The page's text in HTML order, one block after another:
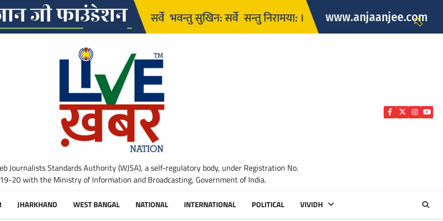
Journalists Standards Authority (WJSA), a self-regulatory body, under Registration No.
20 with the Ministry of Information and Broadcasting, Government of India.
Facebook
Twitter
JHARKHAND WEST BANGAL NATIONAL INTERNATIONAL POLITICAL VIVIDH